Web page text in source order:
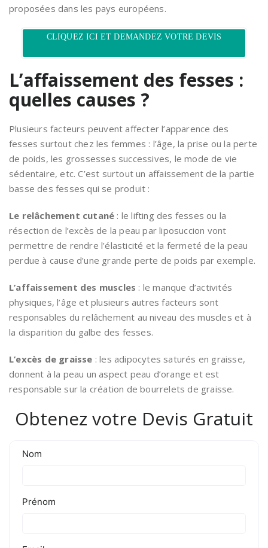
proposées dans les pays européens.
CLIQUEZ ICI ET DEMANDEZ VOTRE DEVIS
L’affaissement des fesses :
quelles causes ?
Plusieurs facteurs peuvent affecter l’apparence des
fesses surtout chez les femmes : l’âge, la prise ou la perte
de poids, les grossesses successives, le mode de vie
sédentaire, etc. C’est surtout un affaissement de la partie
basse des fesses qui se produit :
Le relâchement cutané : le lifting des fesses ou la
résection de l’excès de la peau par liposuccion vont
permettre de rendre l’élasticité et la fermeté de la peau
perdue à cause d’une grande perte de poids par exemple.
L’affaissement des muscles : le manque d’activités
physiques, l’âge et plusieurs autres facteurs sont
responsables du relâchement au niveau des muscles et à
la disparition du galbe des fesses.
L’excès de graisse : les adipocytes saturés en graisse,
donnent à la peau un aspect peau d’orange et est
responsable sur la création de bourrelets de graisse.
Obtenez votre Devis Gratuit